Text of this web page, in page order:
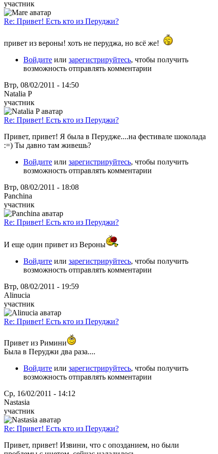
участник
Re: Привет! Есть кто из Перуджи?
привет из вероны! хоть не перуджа, но всё же!
Войдите или зарегистрируйтесь, чтобы получить
возможность отправлять комментарии
Втр, 08/02/2011 - 14:50
Natalia P
участник
Re: Привет! Есть кто из Перуджи?
Привет, привет! Я была в Перудже....на фестивале шоколада
:=) Ты давно там живешь?
Войдите или зарегистрируйтесь, чтобы получить
возможность отправлять комментарии
Втр, 08/02/2011 - 18:08
Panchina
участник
Re: Привет! Есть кто из Перуджи?
И еще один привет из Вероны
Войдите или зарегистрируйтесь, чтобы получить
возможность отправлять комментарии
Втр, 08/02/2011 - 19:59
Alinucia
участник
Re: Привет! Есть кто из Перуджи?
Привет из Римини
Была в Перуджи два раза....
Войдите или зарегистрируйтесь, чтобы получить
возможность отправлять комментарии
Ср, 16/02/2011 - 14:12
Nastasia
участник
Re: Привет! Есть кто из Перуджи?
Привет, привет! Извини, что с опозданием, но были